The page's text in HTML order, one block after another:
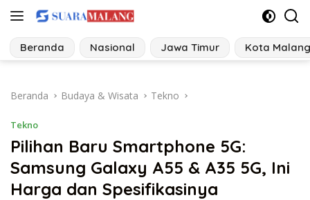
Langsung
konten
Beranda Nasional Jawa Timur Kota Malang
Beranda Budaya & Wisata Tekno
Tekno
Pilihan Baru Smartphone 5G:
Samsung Galaxy A55 & A35 5G, Ini
Harga dan Spesifikasinya